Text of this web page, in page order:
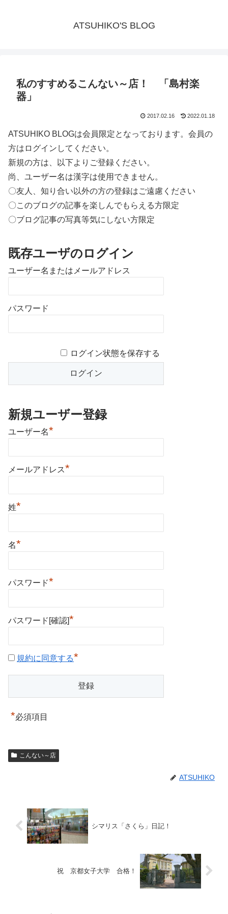
ATSUHIKO'S BLOG
私のすすめるこんない～店！ 「島村楽
器」
2017.02.16 2022.01.18
ATSUHIKO BLOGは会員限定となっております。会員の
方はログインしてください。
新規の方は、以下よりご登録ください。
尚、ユーザー名は漢字は使用できません。
〇友人、知り合い以外の方の登録はご遠慮ください
〇このブログの記事を楽しんでもらえる方限定
〇ブログ記事の写真等気にしない方限定
既存ユーザのログイン
ユーザー名またはメールアドレス
パスワード
ログイン状態を保存する
新規ユーザー登録
ユーザー名*
メールアドレス*
姓*
名*
パスワード*
パスワード[確認]*
規約に同意する*
*必須項目
こんない～店
ATSUHIKO
シマリス「さくら」日記！
祝 京都女子大学 合格！